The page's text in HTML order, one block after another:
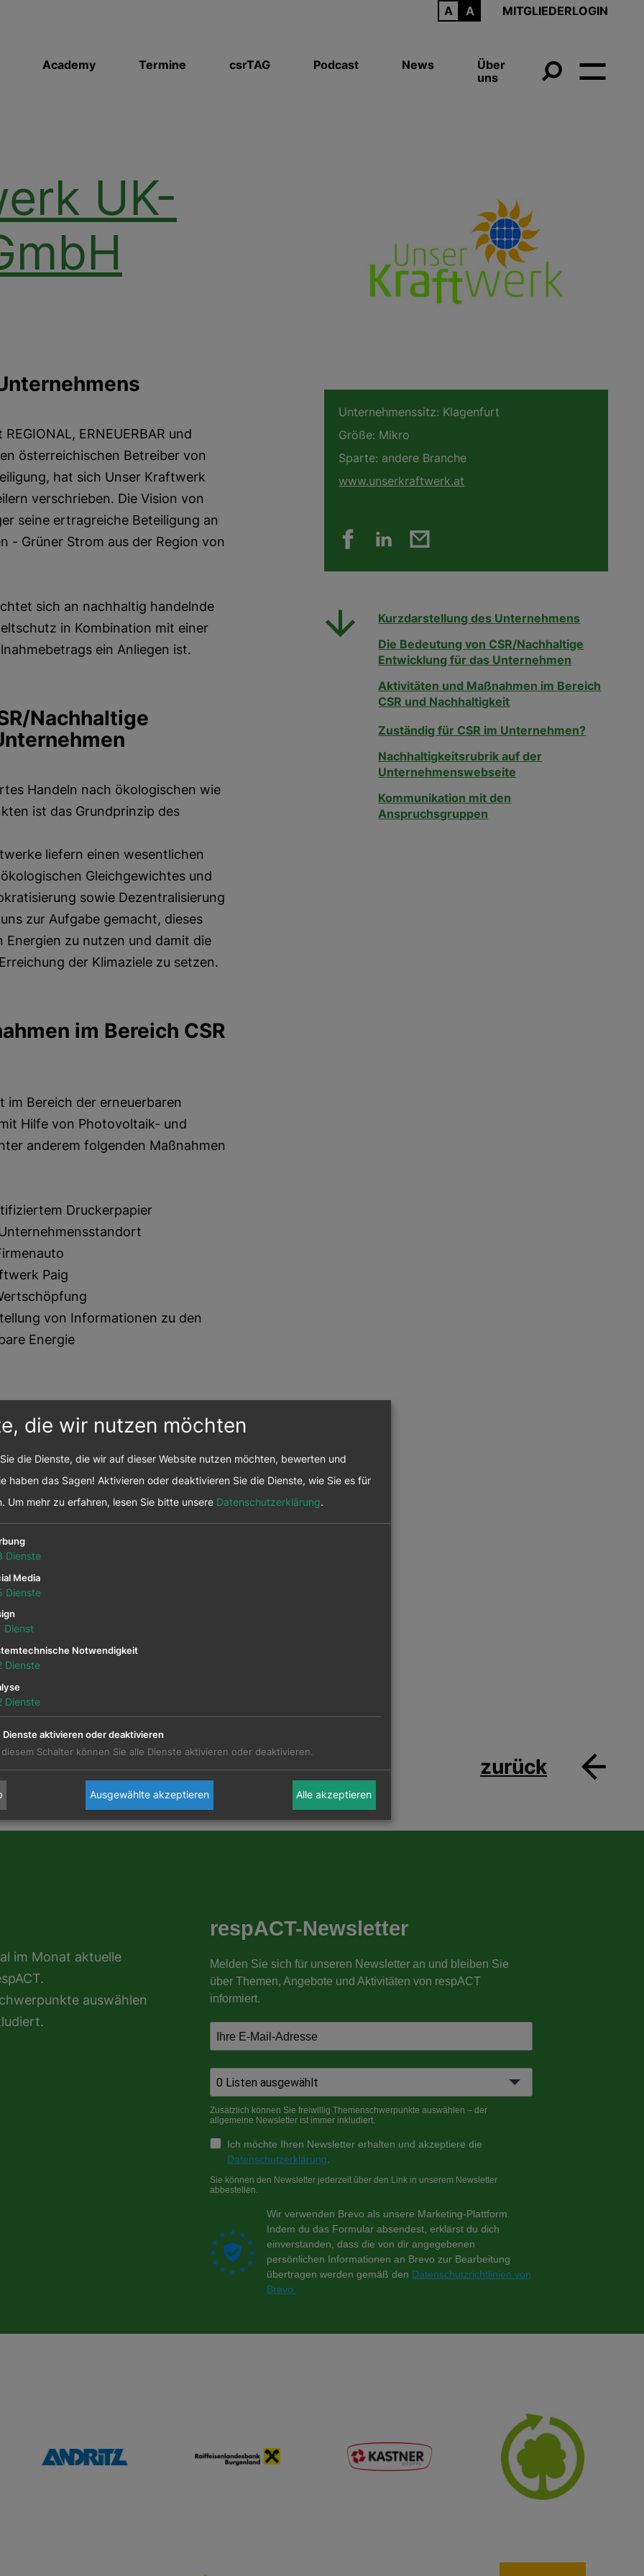
MITGLIEDERLOGIN
Academy Termine csrTAG Podcast News
Über
uns
Unternehmenssitz: Klagenfurt
Größe: Mikro
Sparte: andere Branche
www.unserkraftwerk.at
Kurzdarstellung des Unternehmens
Die Bedeutung von CSR/Nachhaltige
Entwicklung für das Unternehmen
Aktivitäten und Maßnahmen im Bereich
CSR und Nachhaltigkeit
Zuständig für CSR im Unternehmen?
Nachhaltigkeitsrubrik auf der
Unternehmenswebseite
Kommunikation mit den
Anspruchsgruppen
UK-
ERNEUERBAR und
österreichischen Betreiber von
hat sich Unser Kraftwerk
verschrieben. Die Vision von
seine ertragreiche Beteiligung an
- Grüner Strom aus der Region von
sich an nachhaltig handelnde
in Kombination mit einer
ein Anliegen ist.
Nachhaltige
Handeln nach ökologischen wie
ist das Grundprinzip des
liefern einen wesentlichen
Gleichgewichtes und
sowie Dezentralisierung
zur Aufgabe gemacht, dieses
Energien zu nutzen und damit die
der Klimaziele zu setzen.
im Bereich CSR
Bereich der erneuerbaren
Hilfe von Photovoltaik- und
anderem folgenden Maßnahmen
Druckerpapier
Paig
von Informationen zu den
Energie
auf der
Anspruchsgruppen
zurück
im Monat aktuelle
auswählen
die wir nutzen möchten
die Dienste, die wir auf dieser Website nutzen möchten, bewerten und
haben das Sagen! Aktivieren oder deaktivieren Sie die Dienste, wie Sie es für
Um mehr zu erfahren, lesen Sie bitte unsere Datenschutzerklärung.
Dienste
Media
Dienste
Dienst
Notwendigkeit
Dienste
Dienste
Dienste aktivieren oder deaktivieren
Schalter können Sie alle Dienste aktivieren oder deaktivieren.
Ausgewählte akzeptieren Alle akzeptieren